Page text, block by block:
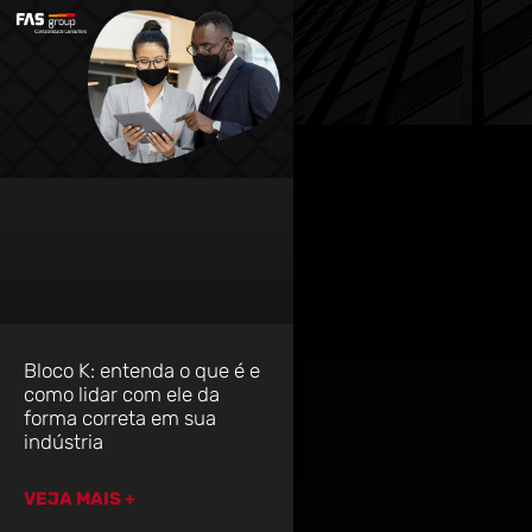
Bloco K: entenda o que é e
como lidar com ele da
forma correta em sua
indústria
VEJA MAIS +